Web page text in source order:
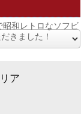
和レトロなソフビ
きました！
ア